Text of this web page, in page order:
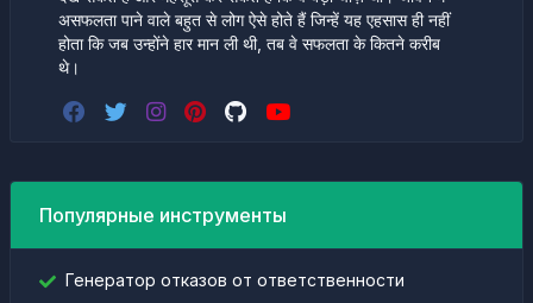
असफलता पाने वाले बहुत से लोग ऐसे होते हैं जिन्हें यह एहसास ही नहीं
होता कि जब उन्होंने हार मान ली थी, तब वे सफलता के कितने करीब
थे।
Популярные инструменты
Генератор отказов от ответственности